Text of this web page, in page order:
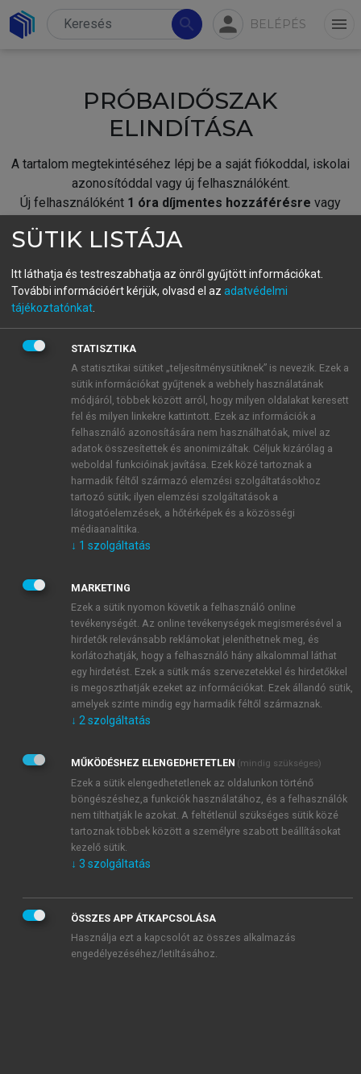
search person BELÉPÉS menu
PRÓBAIDŐSZAK
ELINDÍTÁSA
A tartalom megtekintéséhez lépj be a saját fiókoddal, iskolai
azonosítóddal vagy új felhasználóként.
Új felhasználóként 1 óra díjmentes hozzáférésre vagy
fiókoddal,vagy hozz létre új fiókot.
A regisztráció után apróbaidőszakautomatikusan
BELÉPÉS SAJÁT FIÓKKAL
ÚJ FIÓK LÉTREHOZÁSA
1 óra díjmentes hozzáférés
E-MAIL-CÍM
JELSZÓ
JELSZÓ ÚJRA
Kérek értesítést a MeRSZ újdonságairól, akcióiról.
Kérek értesítést az Akadémiai Kiadó Zrt. újdonságairól,
Adatkezelési tájékoztatóbanfoglaltakat tudomásul
veszem és elfogadom.
Általános vásárlási feltételeket, valamint a szotar.netés a
mersz.huoldalak licencszerződéseiben foglaltakat
tudomásul veszem és elfogadom.
KIPRÓBÁLOM
SÜTIK LISTÁJA
Itt láthatja és testreszabhatja az önről gyűjtött információkat.
További információért kérjük, olvasd el az adatvédelmi
tájékoztatónkat
STATISZTIKA
A statisztikai sütiket „teljesítménysütiknek” is nevezik. Ezek a
sütik információkat gyűjtenek a webhely használatának
módjáról, többek között arról, hogy milyen oldalakat keresett
fel és milyen linkekre kattintott. Ezek az információk a
felhasználó azonosítására nem használhatóak, mivel az
adatok összesítettek és anonimizáltak. Céljuk kizárólag a
weboldal funkcióinak javítása. Ezek közé tartoznak a
harmadik féltől származó elemzési szolgáltatásokhoz
tartozó sütik; ilyen elemzési szolgáltatások a
látogatóelemzések, a hőtérképek és a közösségi
médiaanalitika.
↓ 1 szolgáltatás
MARKETING
Ezek a sütik nyomon követik a felhasználó online
tevékenységét. Az online tevékenységek megismerésével a
hirdetők relevánsabb reklámokat jeleníthetnek meg, és
korlátozhatják, hogy a felhasználó hány alkalommal láthat
egy hirdetést. Ezek a sütik más szervezetekkel és hirdetőkkel
is megoszthatják ezeket az információkat. Ezek állandó sütik,
amelyek szinte mindig egy harmadik féltől származnak.
↓ 2 szolgáltatás
MŰKÖDÉSHEZ ELENGEDHETETLEN (mindig szükséges)
Ezek a sütik elengedhetetlenek az oldalunkon történő
böngészéshez,a funkciók használatához, és a felhasználók
nem tilthatják le azokat. A feltétlenül szükséges sütik közé
tartoznak többek között a személyre szabott beállításokat
kezelő sütik.
↓ 3 szolgáltatás
ÖSSZES APP ÁTKAPCSOLÁSA
Használja ezt a kapcsolót az összes alkalmazás
engedélyezéséhez/letiltásához.